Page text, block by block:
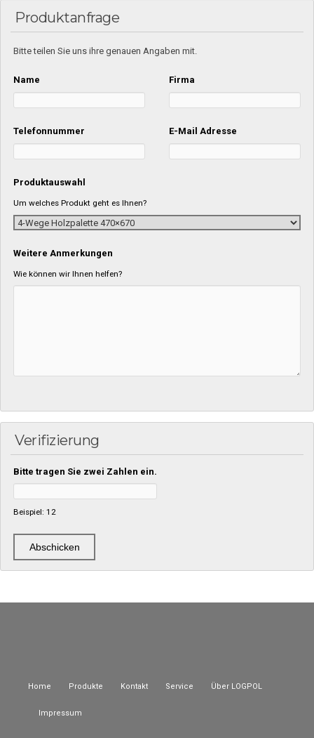
Produktanfrage
Bitte teilen Sie uns ihre genauen Angaben mit.
Name Firma
Telefonnummer E-Mail Adresse
Produktauswahl
Um welches Produkt geht es Ihnen?
Weitere Anmerkungen
Wie können wir Ihnen helfen?
Verifizierung
Bitte tragen Sie zwei Zahlen ein.
Beispiel: 12
Home Produkte Kontakt Service Über LOGPOL
Impressum